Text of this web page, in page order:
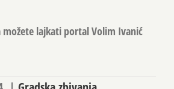
možete lajkati portal Volim Ivanić